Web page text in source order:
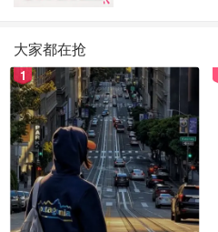
大家都在抢
1